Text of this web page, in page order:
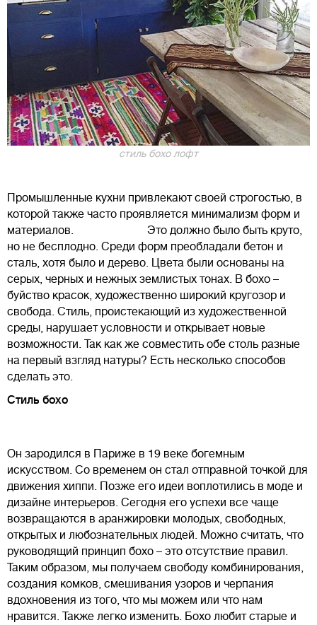
стиль бохо лофт
Промышленные кухни привлекают своей строгостью, в
которой также часто проявляется минимализм форм и
материалов. Это должно было быть круто,
но не бесплодно. Среди форм преобладали бетон и
сталь, хотя было и дерево. Цвета были основаны на
серых, черных и нежных землистых тонах. В бохо –
буйство красок, художественно широкий кругозор и
свобода. Стиль, проистекающий из художественной
среды, нарушает условности и открывает новые
возможности. Так как же совместить обе столь разные
на первый взгляд натуры? Есть несколько способов
сделать это.
Стиль бохо
Он зародился в Париже в 19 веке богемным
искусством. Со временем он стал отправной точкой для
движения хиппи. Позже его идеи воплотились в моде и
дизайне интерьеров. Сегодня его успехи все чаще
возвращаются в аранжировки молодых, свободных,
открытых и любознательных людей. Можно считать, что
руководящий принцип бохо – это отсутствие правил.
Таким образом, мы получаем свободу комбинирования,
создания комков, смешивания узоров и черпания
вдохновения из того, что мы можем или что нам
нравится. Также легко изменить. Бохо любит старые и